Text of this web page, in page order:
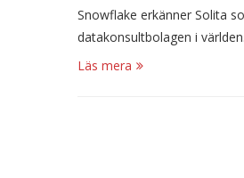
Snowflake erkänner Solita
datakonsultbolagen i
Läs mera